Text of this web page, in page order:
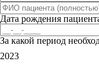
Дата рождения
За какой период
2023